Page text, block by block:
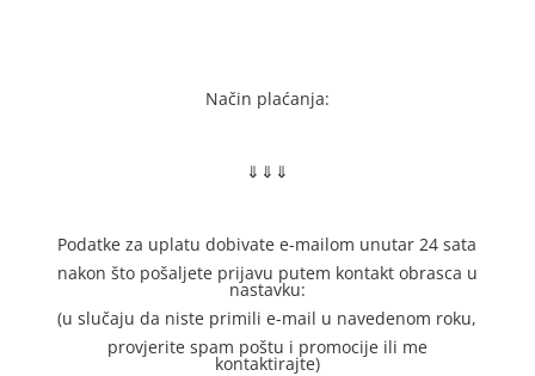
Način plaćanja:
⇓⇓⇓
Podatke za uplatu dobivate e-mailom unutar 24 sata
nakon što pošaljete prijavu putem kontakt obrasca u
nastavku:
(u slučaju da niste primili e-mail u navedenom roku,
provjerite spam poštu i promocije ili me
kontaktirajte)